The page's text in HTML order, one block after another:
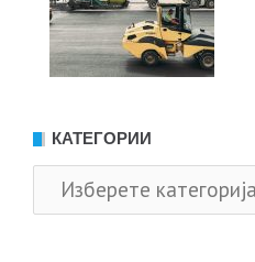
КАТЕГОРИИ
Категории